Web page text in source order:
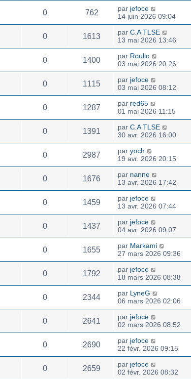
0 762 par jefoce
14 juin 2026 09:04
0 1613 par C.A TLSE
13 mai 2026 13:46
0 1400 par Roulio
03 mai 2026 20:26
0 1115 par jefoce
03 mai 2026 08:12
0 1287 par red65
01 mai 2026 11:15
0 1391 par C.A TLSE
30 avr. 2026 16:00
0 2987 par yoch
19 avr. 2026 20:15
0 1676 par nanne
13 avr. 2026 17:42
0 1459 par jefoce
13 avr. 2026 07:44
0 1437 par jefoce
04 avr. 2026 09:07
0 1655 par Markami
27 mars 2026 09:36
0 1792 par jefoce
18 mars 2026 08:38
0 2344 par LyneG
06 mars 2026 02:06
0 2641 par jefoce
02 mars 2026 08:52
0 2690 par jefoce
22 févr. 2026 09:15
0 2659 par jefoce
02 févr. 2026 08:32